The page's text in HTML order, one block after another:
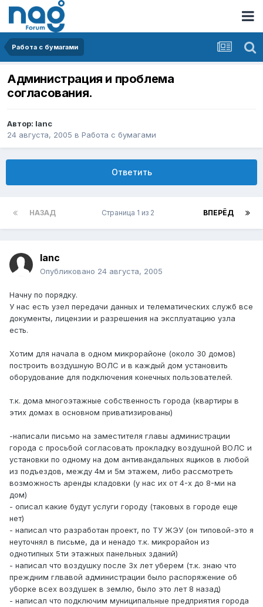
Работа с бумагами
Администрация и проблема
согласования.
Автор: lanc
24 августа, 2005 в Работа с бумагами
Ответить
НАЗАД ВПЕРЁД
Страница 1 из 2
lanc
Опубликовано 24 августа, 2005
Начну по порядку.
У нас есть узел передачи данных и телематических служб все
документы, лицензии и разрешения на эксплуатацию узла
есть.
Хотим для начала в одном микрорайоне (около 30 домов)
построить воздушную ВОЛС и в каждый дом установить
оборудование для подключения конечных пользователей.
т.к. дома многоэтажные собственность города (квартиры в
этих домах в основном приватизированы)
-написали письмо на заместителя главы администрации
города с просьбой согласовать прокладку воздушной ВОЛС и
установки по одному на дом антивандальных ящиков в любой
из подъездов, между 4м и 5м этажем, либо рассмотреть
возможность аренды кладовки (у нас их от 4-х до 8-ми на
дом)
- описал какие будут услуги городу (таковых в городе еще
нет)
- написал что разработан проект, по ТУ ЖЭУ (он типовой-это я
неуточнял в письме, да и ненадо т.к. микрорайон из
однотипных 5ти этажных панельных зданий)
- написал что воздушку после 3х лет уберем (т.к. знаю что
преждним глвавой администрации было распоряжение об
уборке всех воздушек в землю, было это лет 8 назад)
- написал что подключим муниципальные предприятия города